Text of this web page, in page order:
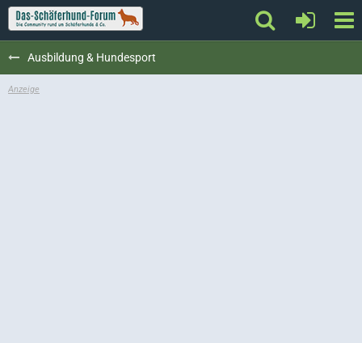
Ausbildung & Hundesport